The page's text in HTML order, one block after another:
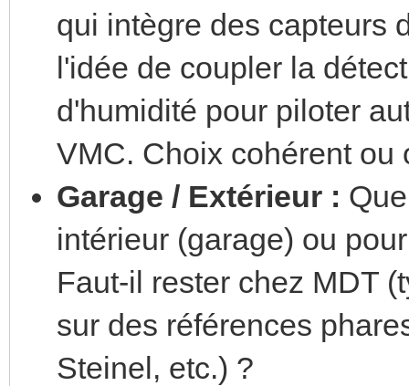
qui intègre des capteurs
l'idée de coupler la
d'humidité pour piloter
VMC. Choix cohérent ou
Garage / Extérieur :
intérieur (garage) ou
Faut-il rester chez MDT
sur des références
Steinel, etc.) ?